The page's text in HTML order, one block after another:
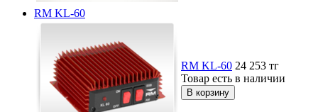
RM KL-60
RM KL-60 24 253 тг
Товар есть в наличии